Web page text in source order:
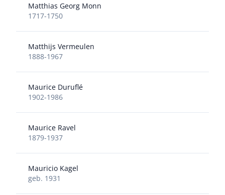
Matthias Georg Monn
1717-1750
Matthijs Vermeulen
1888-1967
Maurice Duruflé
1902-1986
Maurice Ravel
1879-1937
Mauricio Kagel
geb. 1931